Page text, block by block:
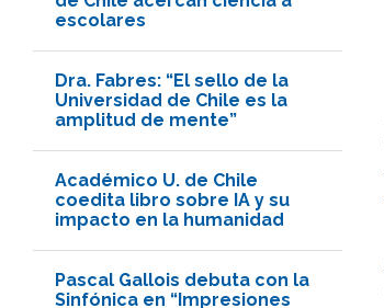
escolares
Dra. Fabres: “El sello de la
Universidad de Chile es la
amplitud de mente”
Académico U. de Chile
coedita libro sobre IA y su
impacto en la humanidad
Pascal Gallois debuta con la
Sinfónica en “Impresiones